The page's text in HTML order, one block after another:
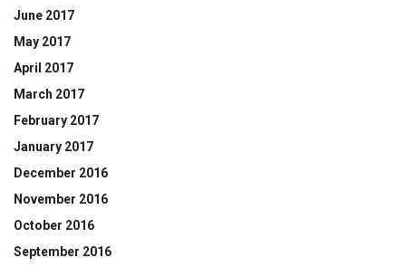
June 2017
May 2017
April 2017
March 2017
February 2017
January 2017
December 2016
November 2016
October 2016
September 2016